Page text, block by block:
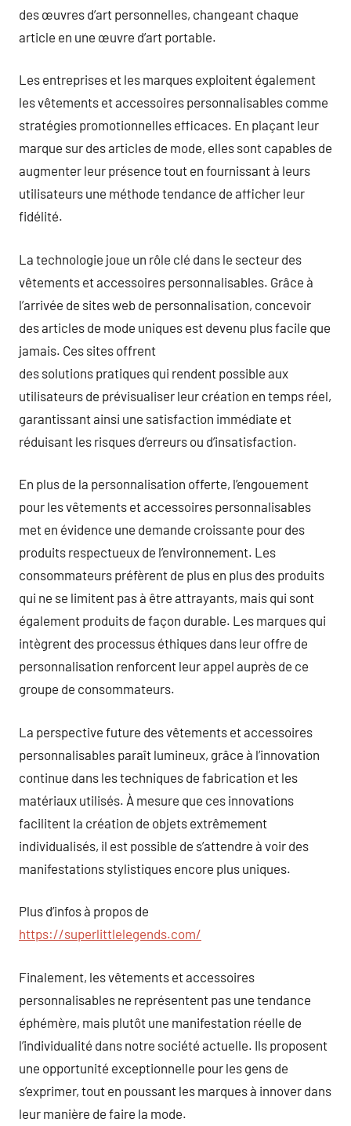
des œuvres d’art personnelles, changeant chaque
article en une œuvre d’art portable.
Les entreprises et les marques exploitent également
les vêtements et accessoires personnalisables comme
stratégies promotionnelles efficaces. En plaçant leur
marque sur des articles de mode, elles sont capables de
augmenter leur présence tout en fournissant à leurs
utilisateurs une méthode tendance de afficher leur
fidélité.
La technologie joue un rôle clé dans le secteur des
vêtements et accessoires personnalisables. Grâce à
l’arrivée de sites web de personnalisation, concevoir
des articles de mode uniques est devenu plus facile que
jamais. Ces sites offrent
des solutions pratiques qui rendent possible aux
utilisateurs de prévisualiser leur création en temps réel,
garantissant ainsi une satisfaction immédiate et
réduisant les risques d’erreurs ou d’insatisfaction.
En plus de la personnalisation offerte, l’engouement
pour les vêtements et accessoires personnalisables
met en évidence une demande croissante pour des
produits respectueux de l’environnement. Les
consommateurs préfèrent de plus en plus des produits
qui ne se limitent pas à être attrayants, mais qui sont
également produits de façon durable. Les marques qui
intègrent des processus éthiques dans leur offre de
personnalisation renforcent leur appel auprès de ce
groupe de consommateurs.
La perspective future des vêtements et accessoires
personnalisables paraît lumineux, grâce à l’innovation
continue dans les techniques de fabrication et les
matériaux utilisés. À mesure que ces innovations
facilitent la création de objets extrêmement
individualisés, il est possible de s’attendre à voir des
manifestations stylistiques encore plus uniques.
Plus d’infos à propos de
https://superlittlelegends.com/
Finalement, les vêtements et accessoires
personnalisables ne représentent pas une tendance
éphémère, mais plutôt une manifestation réelle de
l’individualité dans notre société actuelle. Ils proposent
une opportunité exceptionnelle pour les gens de
s’exprimer, tout en poussant les marques à innover dans
leur manière de faire la mode.